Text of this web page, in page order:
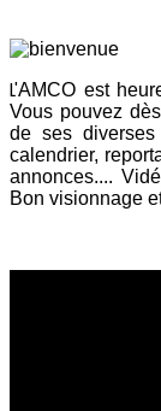
L'AMCO est
Vous pouvez
de ses diverses
calendrier,
annonces....
Bon visionnage